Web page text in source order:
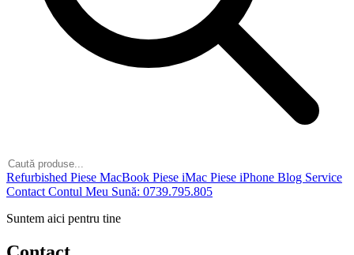
Refurbished Piese MacBook Piese iMac Piese iPhone Blog Service
Contact Contul Meu Sună: 0739.795.805
Suntem aici pentru tine